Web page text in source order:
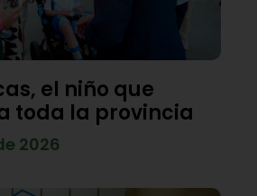
el niño que
toda la provincia
2026